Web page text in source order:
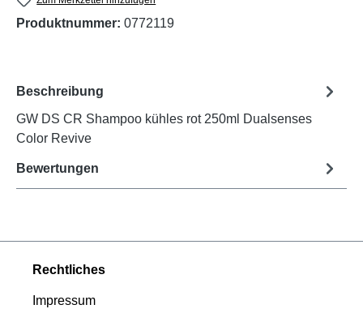
Produktnummer: 0772119
Beschreibung
GW DS CR Shampoo kühles rot 250ml Dualsenses
Color Revive
Bewertungen
Rechtliches
Impressum